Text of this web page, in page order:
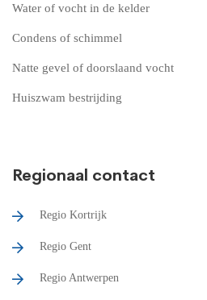
Water of vocht in de kelder
Condens of schimmel
Natte gevel of doorslaand vocht
Huiszwam bestrijding
Regionaal contact
Regio Kortrijk
Regio Gent
Regio Antwerpen